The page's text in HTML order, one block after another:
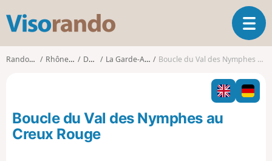
s
o
o
O
u
i
r
l
Randonnées Rhône-Alpes Drôme La Garde-Adhémar Boucle du Val des Nymphes au Creux Rouge
Boucle du Val des Nymphes au
Creux Rouge